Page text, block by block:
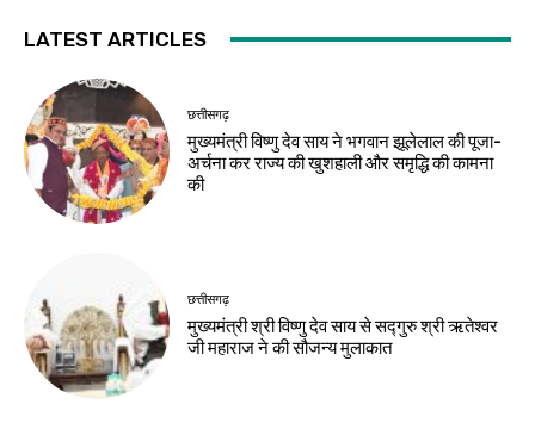
LATEST ARTICLES
छत्तीसगढ़
मुख्यमंत्री विष्णु देव साय ने भगवान झूलेलाल की पूजा-
अर्चना कर राज्य की खुशहाली और समृद्धि की कामना
की
छत्तीसगढ़
मुख्यमंत्री श्री विष्णु देव साय से सद्गुरु श्री ऋतेश्वर
जी महाराज ने की सौजन्य मुलाकात